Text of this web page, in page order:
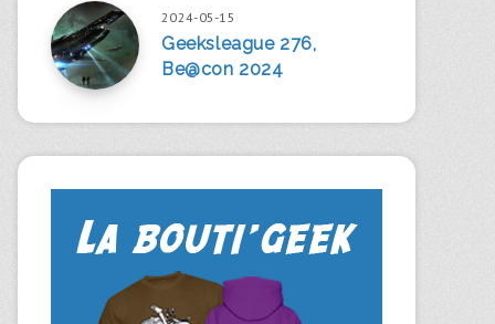
2024-05-15
Geeksleague 276,
Be@con 2024